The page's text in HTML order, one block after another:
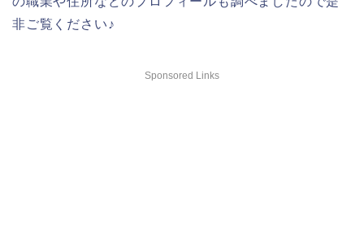
非ご覧ください♪
Sponsored Links